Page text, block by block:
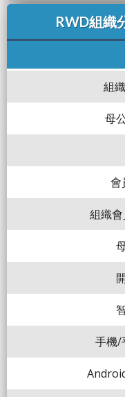
RWD組織
組
母
會
組織
手機/